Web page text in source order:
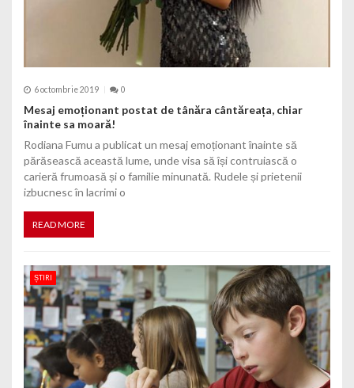
6 octombrie 2019 0
Mesaj emoționant postat de tânăra cântăreața, chiar
înainte sa moară!
Rodiana Fumu a publicat un mesaj emoționant înainte să
părăsească această lume, unde visa să își contruiască o
carieră frumoasă și o familie minunată. Rudele și prietenii
izbucnesc în lacrimi o
READ MORE
ȘTIRI